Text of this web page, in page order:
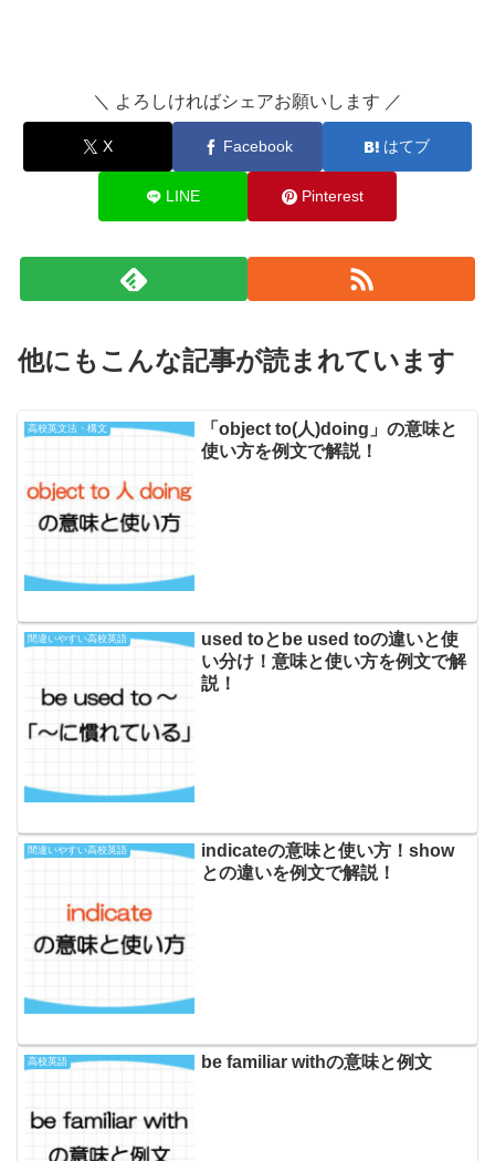
＼ よろしければシェアお願いします ／
X Facebook はてブ
LINE Pinterest
他にもこんな記事が読まれています
高校英文法・構文
「object to(人)doing」の意味と
使い方を例文で解説！
間違いやすい高校英語
used toとbe used toの違いと使
い分け！意味と使い方を例文で解
説！
間違いやすい高校英語
indicateの意味と使い方！show
との違いを例文で解説！
高校英語 be familiar withの意味と例文